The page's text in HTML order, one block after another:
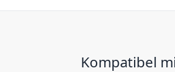
Kompatibel